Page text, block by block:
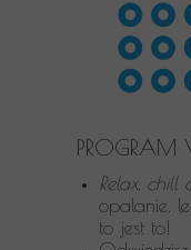
PROGRAM
Relax, chill
opalanie.
to jest to!